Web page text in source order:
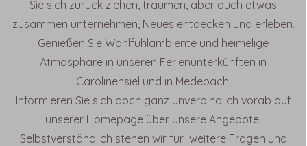
Sie sich zurück ziehen, träumen, aber auch etwas
zusammen unternehmen, Neues entdecken und erleben.
Genießen Sie Wohlfühlambiente und heimelige
Atmosphäre in unseren Ferienunterkünften in
Carolinensiel und in Medebach.
Informieren Sie sich doch ganz unverbindlich vorab auf
unserer Homepage über unsere Angebote.
Selbstverständlich stehen wir für weitere Fragen und